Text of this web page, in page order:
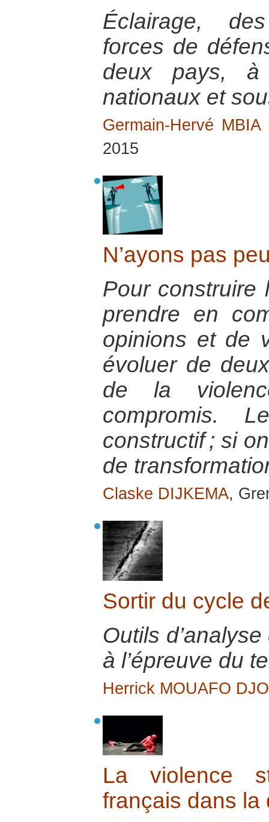
Éclairage,
forces de
deux pays, à
nationaux et
Germain-Hervé MBIA
2015
N’ayons pas
Pour construire
prendre en
opinions et de
évoluer de
de la
compromis.
constructif ; si
de
Claske DIJKEMA,
Sortir du cycle
Outils
à l’épreuve du
Herrick MOUAFO
La violence
français dans la